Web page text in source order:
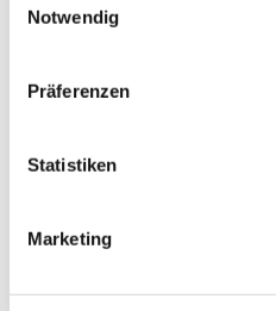
Notwendig
Präferenzen
Statistiken
Marketing
Binnenschädigungen des
Gelenkschädigungen - Freier
Sonstige näher bezeichnete
Sonstige näher bezeichnete
Gelenkschädigungen - Krankheiten
Sonstige näher bezeichnete